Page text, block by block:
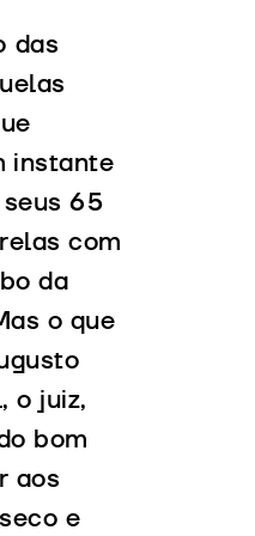
das
instante
65
com
da
o que
o juiz,
bom
aos
e